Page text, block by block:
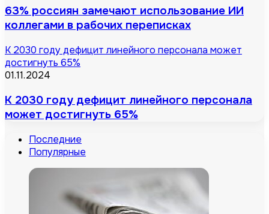
63% россиян замечают использование ИИ
коллегами в рабочих переписках
К 2030 году дефицит линейного персонала может
достигнуть 65%
01.11.2024
К 2030 году дефицит линейного персонала
может достигнуть 65%
Последние
Популярные